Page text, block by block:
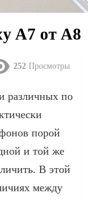
A7 от A8
252 Просмотры
различных по
порой
и той же
В этой
между